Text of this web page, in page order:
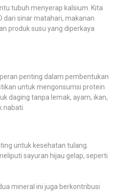
tubuh menyerap kalsium. Kita
dari sinar matahari, makanan
produk susu yang diperkaya
penting dalam pembentukan
untuk mengonsumsi protein
daging tanpa lemak, ayam, ikan,
nabati.
untuk kesehatan tulang.
sayuran hijau gelap, seperti
mineral ini juga berkontribusi